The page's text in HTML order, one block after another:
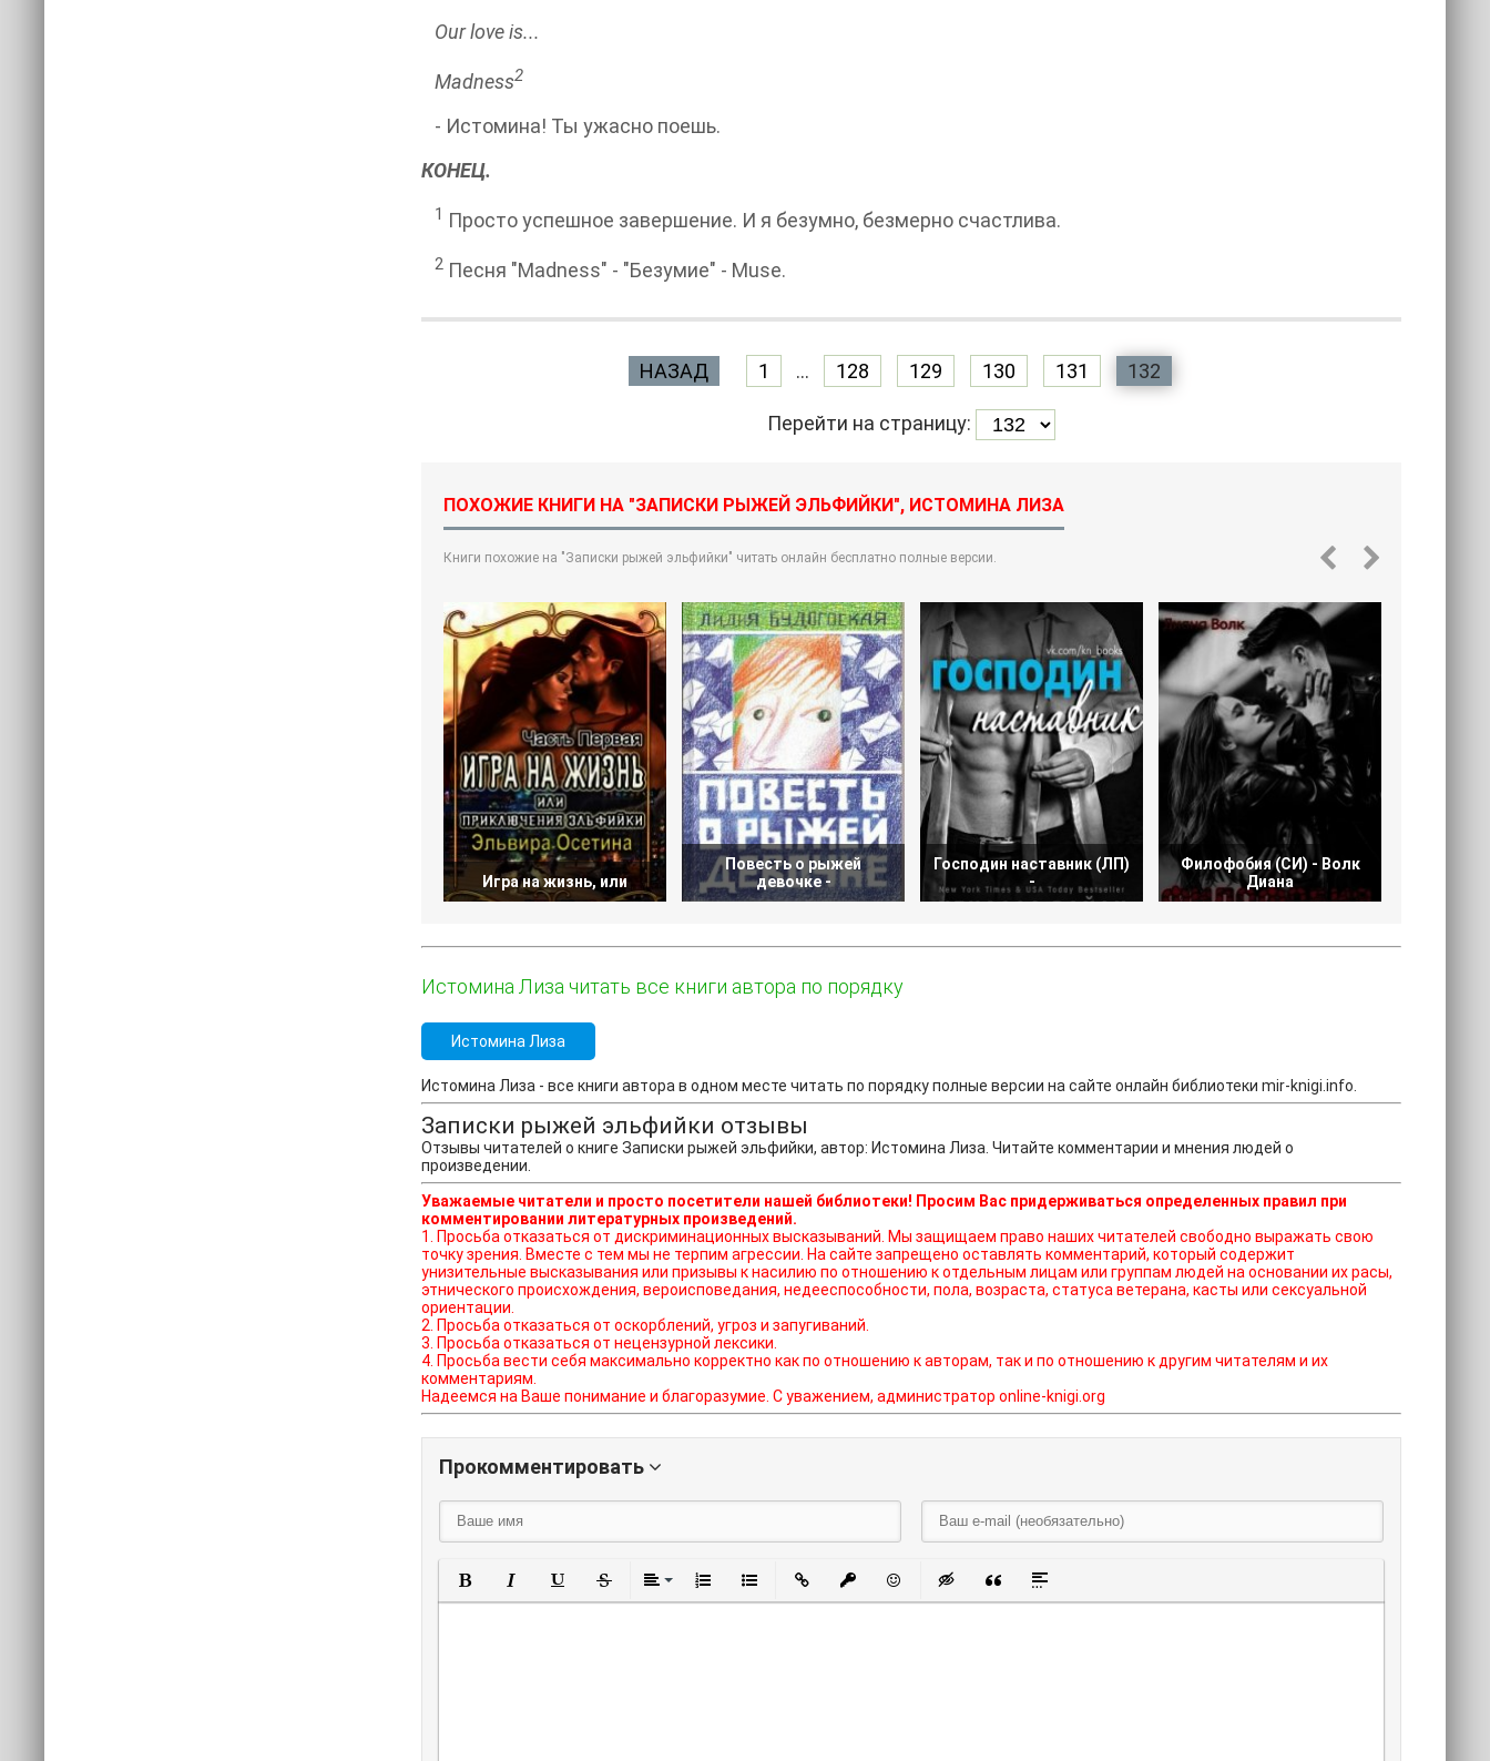
Our love is...
Madness2
- Истомина! Ты ужасно поешь.
КОНЕЦ.
1 Просто успешное завершение. И я безумно, безмерно счастлива.
2 Песня "Madness" - "Безумие" - Muse.
НАЗАД 1 ... 128 129 130 131 132
Перейти на страницу:
ПОХОЖИЕ КНИГИ НА "ЗАПИСКИ РЫЖЕЙ ЭЛЬФИЙКИ", ИСТОМИНА ЛИЗА
Книги похожие на "Записки рыжей эльфийки" читать онлайн бесплатно полные версии.
Игра на жизнь, или
Повесть о рыжей
девочке -
Господин наставник (ЛП)
-
Филофобия (СИ) - Волк
Диана
Истомина Лиза читать все книги автора по порядку
Истомина Лиза
Истомина Лиза - все книги автора в одном месте читать по порядку полные версии на сайте онлайн библиотеки mir-knigi.info.
Записки рыжей эльфийки отзывы
Отзывы читателей о книге Записки рыжей эльфийки, автор: Истомина Лиза. Читайте комментарии и мнения людей о
произведении.
Уважаемые читатели и просто посетители нашей библиотеки! Просим Вас придерживаться определенных правил при
комментировании литературных произведений.
1. Просьба отказаться от дискриминационных высказываний. Мы защищаем право наших читателей свободно выражать свою
точку зрения. Вместе с тем мы не терпим агрессии. На сайте запрещено оставлять комментарий, который содержит
унизительные высказывания или призывы к насилию по отношению к отдельным лицам или группам людей на основании их расы,
этнического происхождения, вероисповедания, недееспособности, пола, возраста, статуса ветерана, касты или сексуальной
ориентации.
2. Просьба отказаться от оскорблений, угроз и запугиваний.
3. Просьба отказаться от нецензурной лексики.
4. Просьба вести себя максимально корректно как по отношению к авторам, так и по отношению к другим читателям и их
комментариям.
Надеемся на Ваше понимание и благоразумие. С уважением, администратор online-knigi.org
Прокомментировать
Полужирный
КурсивПодчеркнутый
ЗачеркнутыйВыравнивание
Нумерованный список
Маркированный список
Вставить ссылку
Вставить защищенную ссылку
Вставить смайлик
Вставка скрытого текста
Вставка цитаты
Вставка спойлера